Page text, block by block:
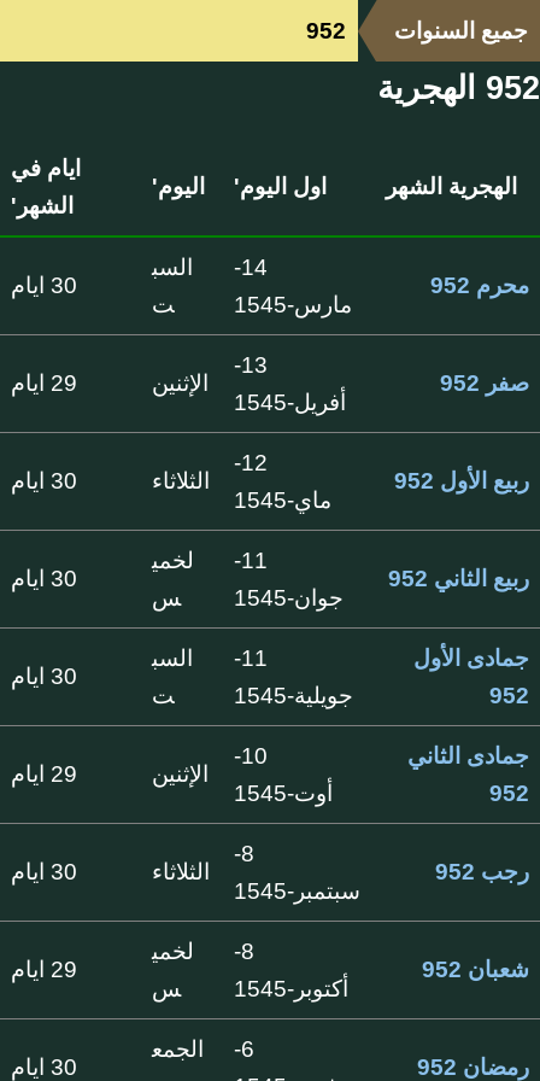
جميع السنوات 952
952 الهجرية
الهجرية الشهر اول اليوم' اليوم'
ايام في
الشهر'
محرم 952
14-
مارس-1545
السب
ت
30 ايام
صفر 952
13-
أفريل-1545
الإثنين 29 ايام
ربيع الأول 952
12-
ماي-1545
الثلاثاء 30 ايام
ربيع الثاني 952
11-
جوان-1545
لخمي
س
30 ايام
جمادى الأول
952
11-
جويلية-1545
السب
ت
30 ايام
جمادى الثاني
952
10-
أوت-1545
الإثنين 29 ايام
رجب 952
8-
سبتمبر-1545
الثلاثاء 30 ايام
شعبان 952
8-
أكتوبر-1545
لخمي
س
29 ايام
رمضان 952
6-
الجمع
30 ايام